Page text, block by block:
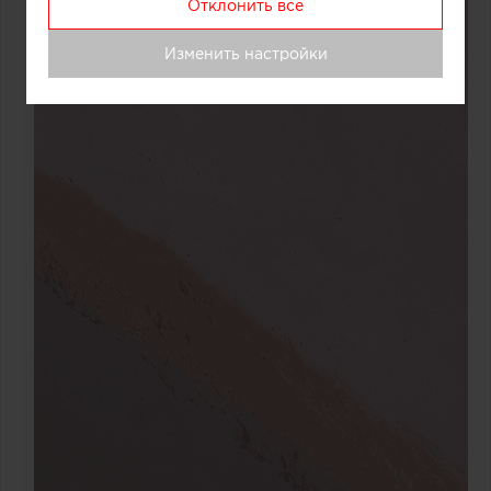
Отклонить все
Изменить настройки